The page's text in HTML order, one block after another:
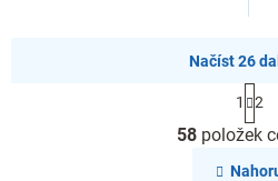
O
v
l
Načíst 26
S
t
r
á
n
1 2
58položek